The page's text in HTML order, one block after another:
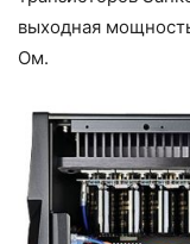
выходная
Ом.